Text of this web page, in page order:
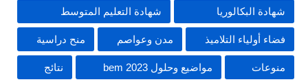
شهادة البكالوريا شهادة التعليم المتوسط
فضاء أولياء التلاميذ مدن وعواصم منح دراسية
منوعات مواضيع وحلول 2023 bem نتائج